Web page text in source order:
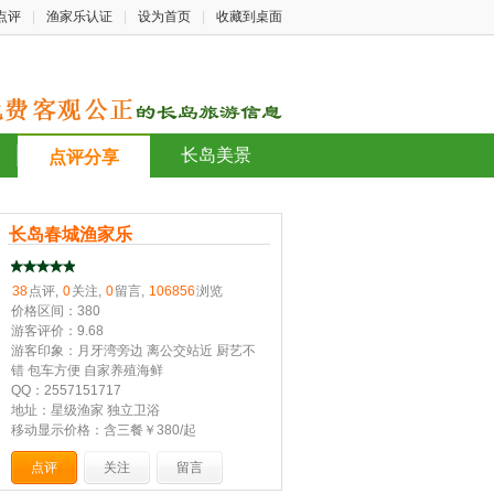
评 渔家乐认证 设为首页 收藏到桌面
点评分享 长岛美景
长岛春城渔家乐
38点评, 0关注, 0留言, 106856浏览
价格区间：380
游客评价：9.68
游客印象：月牙湾旁边 离公交站近 厨艺不
错 包车方便 自家养殖海鲜
QQ：2557151717
地址：星级渔家 独立卫浴
移动显示价格：含三餐￥380/起
点评 关注 留言